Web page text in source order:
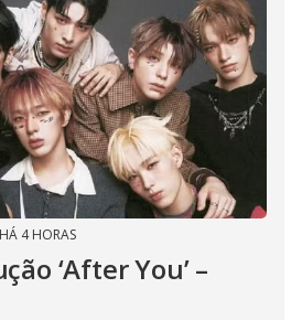
HÁ 4 HORAS
‘After You’ –